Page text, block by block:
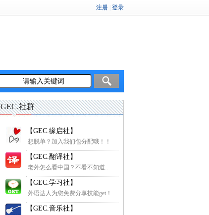
GEC.社群
【GEC.缘启社】
想脱单？加入我们包分配哦！！
【GEC.翻译社】
老外怎么看中国？不看不知道..
【GEC.学习社】
外语达人为您免费分享技能get！
【GEC.音乐社】